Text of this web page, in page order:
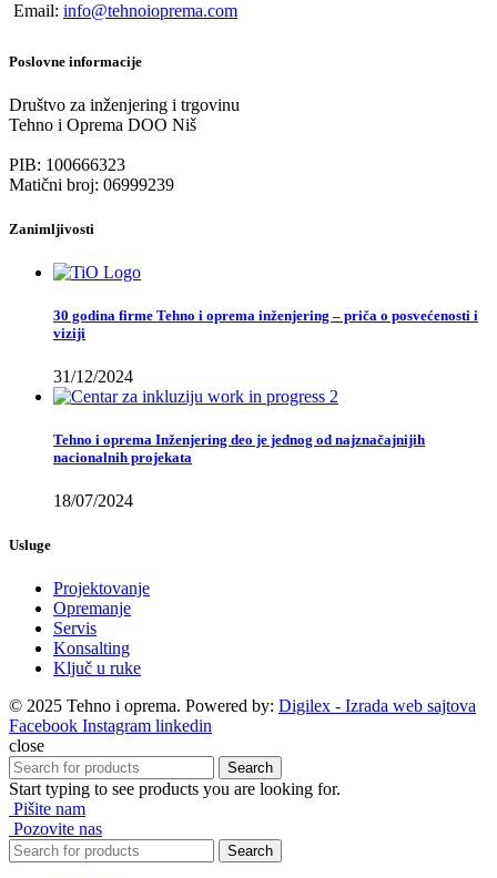
Email: info@tehnoioprema.com
Poslovne informacije
Društvo za inženjering i trgovinu
Tehno i Oprema DOO Niš
PIB: 100666323
Matični broj: 06999239
Zanimljivosti
30 godina firme Tehno i oprema inženjering – priča o posvećenosti i
viziji
31/12/2024
Tehno i oprema Inženjering deo je jednog od najznačajnijih
nacionalnih projekata
18/07/2024
Usluge
Projektovanje
Opremanje
Servis
Konsalting
Ključ u ruke
© 2025 Tehno i oprema. Powered by: Digilex - Izrada web sajtova
Facebook Instagram linkedin
close
Search
Start typing to see products you are looking for.
Pišite nam
Pozovite nas
Search